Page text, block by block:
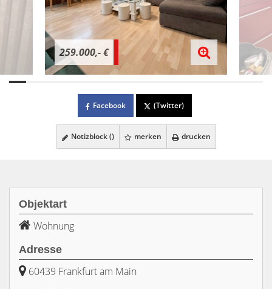
259.000,- €
Facebook (Twitter)
Notizblock () merken drucken
Objektart
Wohnung
Adresse
60439 Frankfurt am Main